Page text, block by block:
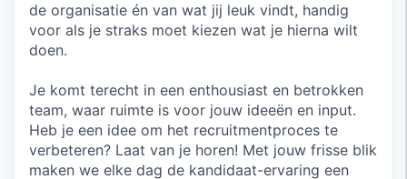
de organisatie én van wat jij leuk vindt, handig
voor als je straks moet kiezen wat je hierna wilt
doen.
Je komt terecht in een enthousiast en betrokken
team, waar ruimte is voor jouw ideeën en input.
Heb je een idee om het recruitmentproces te
verbeteren? Laat van je horen! Met jouw frisse blik
maken we elke dag de kandidaat-ervaring een